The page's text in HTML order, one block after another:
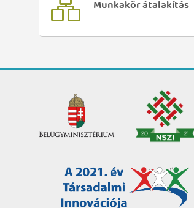
Munkakör átalakítás